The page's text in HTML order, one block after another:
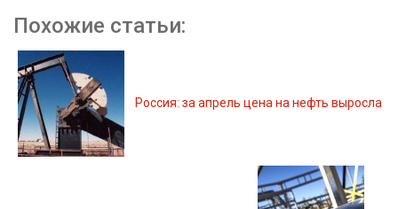
Похожие статьи:
Россия: за апрель цена на нефть выросла